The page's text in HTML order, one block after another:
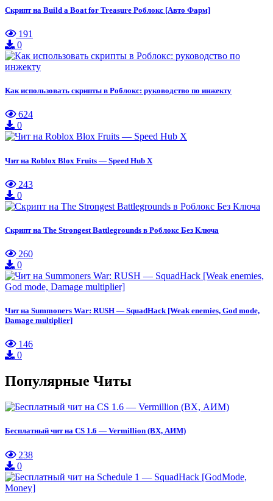
Скрипт на Build a Boat for Treasure Роблокс [Авто Фарм]
191
0
Как использовать скрипты в Роблокс: руководство по инжекту
624
0
Чит на Roblox Blox Fruits — Speed Hub X
243
0
Скрипт на The Strongest Battlegrounds в Роблокс Без Ключа
260
0
Чит на Summoners War: RUSH — SquadHack [Weak enemies, God mode,
Damage multiplier]
146
0
Популярные Читы
Бесплатный чит на CS 1.6 — Vermillion (ВХ, АИМ)
238
0